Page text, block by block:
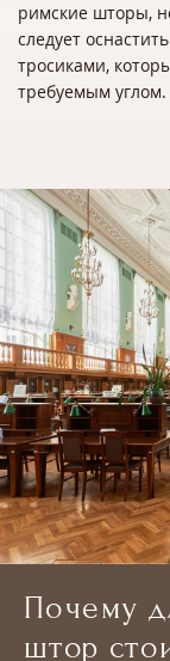
римские шторы,
следует
тросиками,
требуемым углом.
Почему
штор